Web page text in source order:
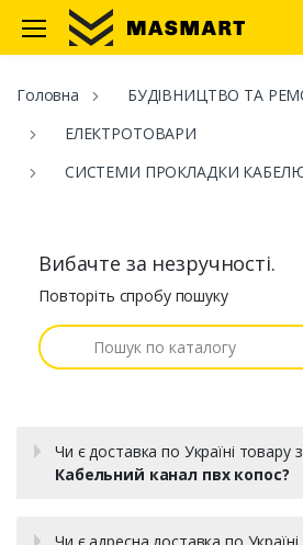
Masmart
Головна
БУДІВНИЦТВО ТА
ЕЛЕКТРОТОВАРИ
СИСТЕМИ ПРОКЛАДКИ
Вибачте за незручності.
Повторіть спробу пошуку
Пошук
Чи є доставка по Україні товару з
Кабельний канал пвх копос?